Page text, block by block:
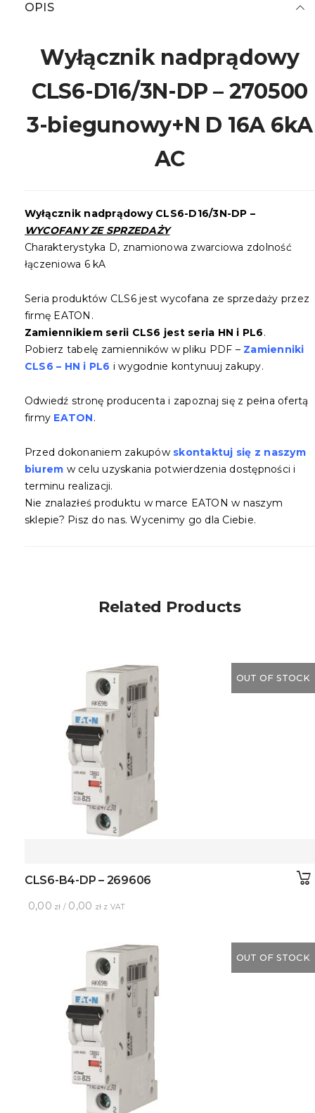
OPIS
Wyłącznik nadprądowy
CLS6-D16/3N-DP – 270500
3-biegunowy+N D 16A 6kA
AC
Wyłącznik nadprądowy CLS6-D16/3N-DP –
WYCOFANY ZE SPRZEDAŻY
Charakterystyka D, znamionowa zwarciowa zdolność
łączeniowa 6 kA
Seria produktów CLS6 jest wycofana ze sprzedaży przez
firmę EATON.
Zamiennikiem serii CLS6 jest seria HN i PL6.
Pobierz tabelę zamienników w pliku PDF – Zamienniki
CLS6 – HN i PL6 i wygodnie kontynuuj zakupy.
Odwiedź stronę producenta i zapoznaj się z pełna ofertą
firmy EATON.
Przed dokonaniem zakupów skontaktuj się z naszym
biurem w celu uzyskania potwierdzenia dostępności i
terminu realizacji.
Nie znalazłeś produktu w marce EATON w naszym
sklepie? Pisz do nas. Wycenimy go dla Ciebie.
Related Products
OUT OF STOCK
CLS6-B4-DP – 269606
0,00 zł / 0,00 zł z VAT
OUT OF STOCK